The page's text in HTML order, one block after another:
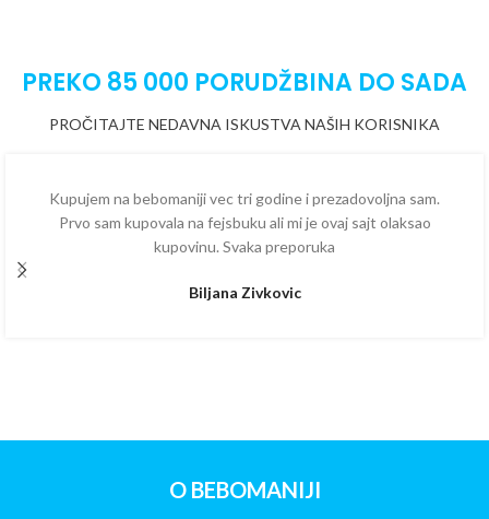
PREKO 85 000 PORUDŽBINA DO SADA
PROČITAJTE NEDAVNA ISKUSTVA NAŠIH KORISNIKA
Kupujem na bebomaniji vec tri godine i prezadovoljna sam.
Prvo sam kupovala na fejsbuku ali mi je ovaj sajt olaksao
kupovinu. Svaka preporuka
Biljana Zivkovic
O BEBOMANIJI